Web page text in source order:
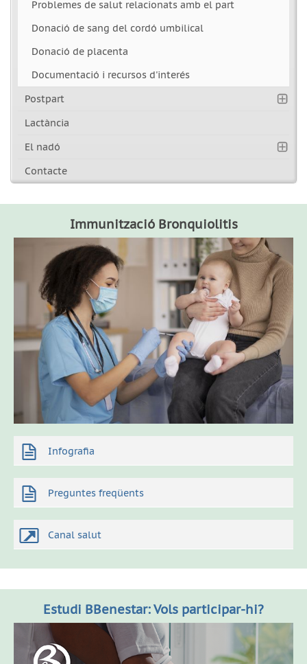
Problemes de salut relacionats amb el part
Donació de sang del cordó umbilical
Donació de placenta
Documentació i recursos d'interés
Postpart
Lactància
El nadó
Contacte
Immunització Bronquiolitis
Infografia
Preguntes freqüents
Canal salut
Estudi BBenestar: Vols participar-hi?